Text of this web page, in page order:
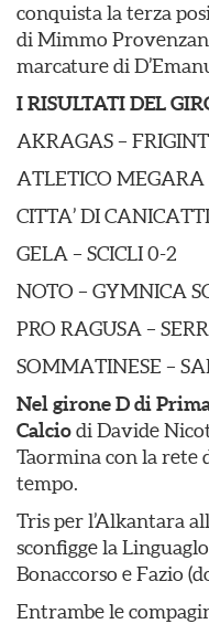
conquista la terza
di Mimmo
marcature di
I RISULTATI DEL
AKRAGAS –
ATLETICO MEGARA
CITTA’ DI
GELA – SCICLI 0-2
NOTO – GYMNICA
PRO RAGUSA –
SOMMATINESE –
Nel girone D di
Calciodi Davide
Taormina con la rete
tempo.
Tris per l’Alkantara
sconfigge la
Bonaccorso e Fazio
Entrambe le